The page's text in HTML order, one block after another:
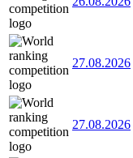
27.08.2026
27.08.2026